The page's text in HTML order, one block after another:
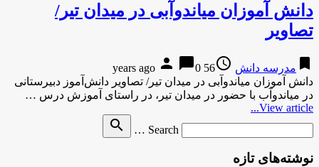
دانش آموزان میاندوآبی در میدان تیر/
تصاویر
bookmark مدرسه دانش access_time
56 years ago
person chat_bubble0
دانش آموزان میاندوآبی در میدان تیر/ تصاویر دانش‌آموز دبیرستانی
در میاندوآب با حضور در میدان تیر، در راستای آموزش درس …
View article...
Search …
search
نوشته‌های تازه